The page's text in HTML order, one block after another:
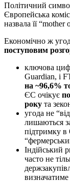
Політичний
Європейська
назвала її “mother
Економічно ж
поступовим
ключова
Guardian, і
на ~96,6%
ЄС очікує
року та
угода не
лишаються
підтримку в
Індійський
часто не